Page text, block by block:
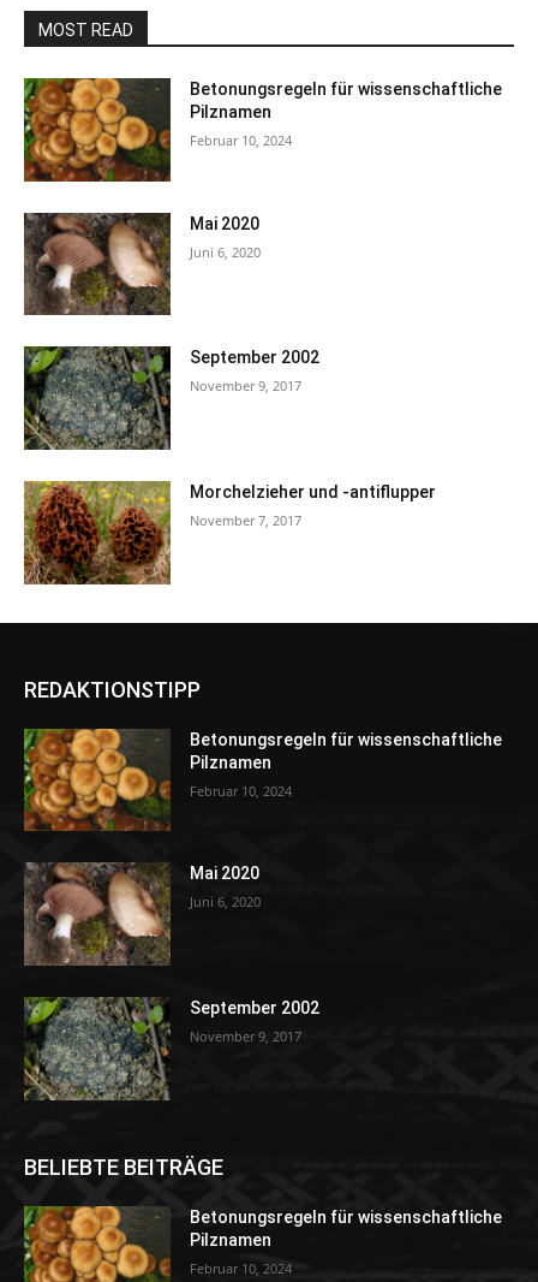
MOST READ
Betonungsregeln für wissenschaftliche
Pilznamen
Februar 10, 2024
Mai 2020
Juni 6, 2020
September 2002
November 9, 2017
Morchelzieher und -antiflupper
November 7, 2017
REDAKTIONSTIPP
Betonungsregeln für wissenschaftliche
Pilznamen
Februar 10, 2024
Mai 2020
Juni 6, 2020
September 2002
November 9, 2017
BELIEBTE BEITRÄGE
Betonungsregeln für wissenschaftliche
Pilznamen
Februar 10, 2024